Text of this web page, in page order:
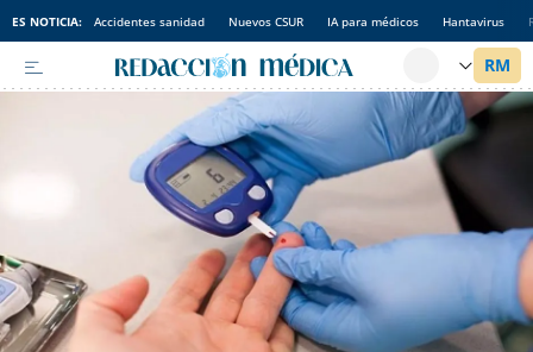
ES NOTICIA: Accidentes sanidad Nuevos CSUR IA para médicos Hantavirus